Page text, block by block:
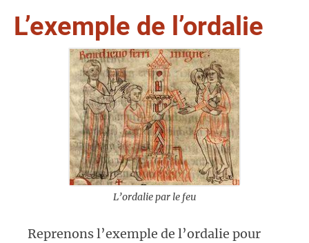
L’exemple de l’ordalie
L’ordalie par le feu
Reprenons l’exemple de l’ordalie pour